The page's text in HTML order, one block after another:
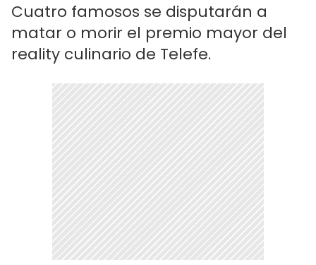
Cuatro famosos se disputarán a
matar o morir el premio mayor del
reality culinario de Telefe.